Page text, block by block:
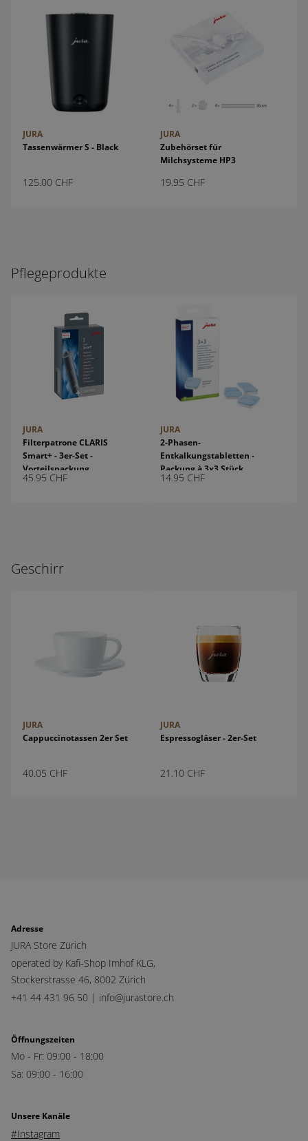
JURA
Tassenwärmer S - Black
125.00 CHF
JURA
Zubehörset für
Milchsysteme HP3
19.95 CHF
Pflegeprodukte
JURA
Filterpatrone CLARIS
Smart+ - 3er-Set -
Vorteilspackung
45.95 CHF
JURA
2-Phasen-
Entkalkungstabletten -
Packung à 3x3 Stück
14.95 CHF
Geschirr
JURA
Cappuccinotassen 2er Set
40.05 CHF
JURA
Espressogläser - 2er-Set
21.10 CHF
Adresse
JURA Store Zürich
operated by Kafi-Shop Imhof KLG,
Stockerstrasse 46, 8002 Zürich
+41 44 431 96 50 | info@jurastore.ch
Öffnungszeiten
Mo - Fr: 09:00 - 18:00
Sa: 09:00 - 16:00
Unsere Kanäle
#Instagram